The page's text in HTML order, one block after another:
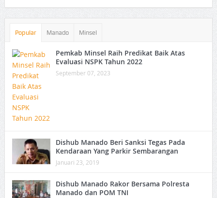
Popular Manado Minsel
Pemkab Minsel Raih Predikat Baik Atas
Evaluasi NSPK Tahun 2022
September 07, 2023
Dishub Manado Beri Sanksi Tegas Pada
Kendaraan Yang Parkir Sembarangan
Januari 23, 2019
Dishub Manado Rakor Bersama Polresta
Manado dan POM TNI